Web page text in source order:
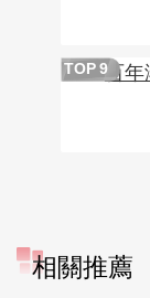
TOP 9百年
相關推薦